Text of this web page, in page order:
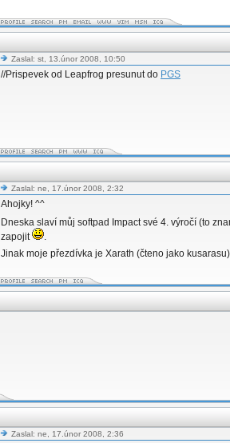
Zaslal: st, 13.únor 2008, 10:50
//Prispevek od Leapfrog presunut do PGS
Zaslal: ne, 17.únor 2008, 2:32
Ahojky! ^^
Dneska slaví můj softpad Impact své 4. výročí (to
zapojit
.
Jinak moje přezdívka je Xarath (čteno jako
Zaslal: ne, 17.únor 2008, 2:36